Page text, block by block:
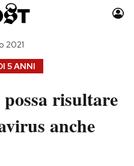
Auto
Moda
Consumismi
5 ANNI
2021
risultare
anche